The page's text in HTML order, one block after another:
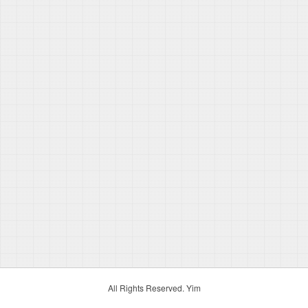
All Rights Reserved. Yim